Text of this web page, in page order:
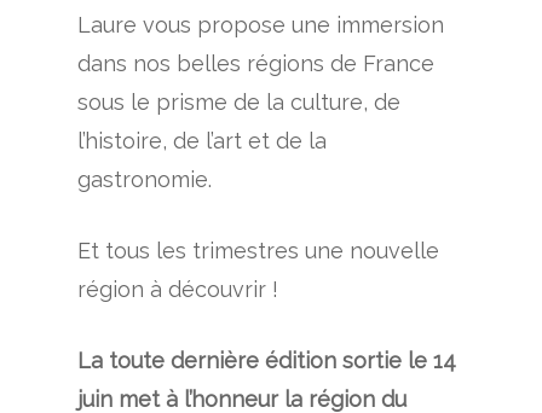
Laure vous propose une immersion
dans nos belles régions de France
sous le prisme de la culture, de
l’histoire, de l’art et de la
gastronomie.
Et tous les trimestres une nouvelle
région à découvrir !
La toute dernière édition sortie le 14
juin met à l’honneur la région du